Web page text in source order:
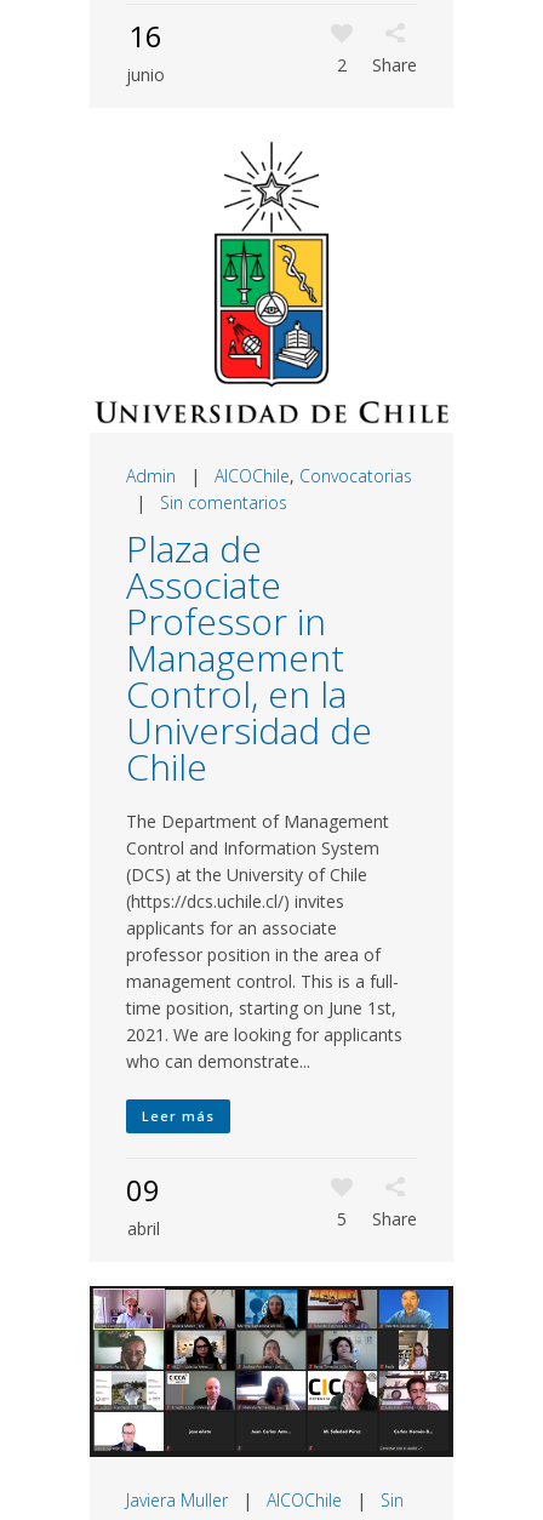
16
junio 2 Share
Admin | AICOChile, Convocatorias
| Sin comentarios
Plaza de
Associate
Professor in
Management
Control, en la
Universidad de
Chile
The Department of Management
Control and Information System
(DCS) at the University of Chile
(https://dcs.uchile.cl/) invites
applicants for an associate
professor position in the area of
management control. This is a full-
time position, starting on June 1st,
2021. We are looking for applicants
who can demonstrate...
Leer más
09
abril 5 Share
Javiera Muller| AICOChile | Sin